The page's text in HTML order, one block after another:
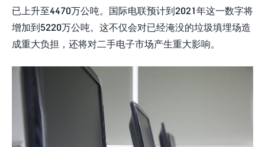
已上升至4470万公吨。国际电联预计到2021年这一数字将
增加到5220万公吨。这不仅会对已经淹没的垃圾填埋场造
成重大负担，还将对二手电子市场产生重大影响。